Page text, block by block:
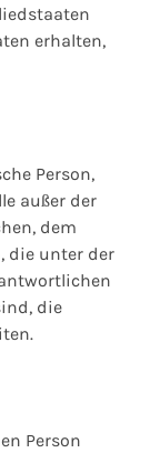
erhalten,
Person,
außer der
dem
die unter der
die
Person